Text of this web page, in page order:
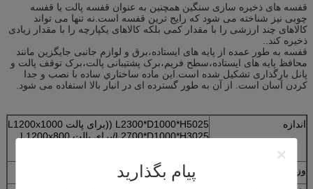
پیام بگذارید
قفسه های ذخیره سازی سنگین همچنین به عنوان قفسه پالت یا قفسه
چوبی نیز شناخته می شود که رایج ترین قفسه است.نه تنها می تواند
کالاهای چند ارزشی را با مقدار کمی بلکه کالاهای یکپارچه را با مقدار زیادی
ذخیره کند..
قفسه به طور عمده از پایه های ایستاده،برق و لوازم جانبی جایگزین مانند
محافظ پایه های ایستاده،سطح فریم،برک پشتیبانی پالت،برک توقف پالت و
پانل بارگذاری تشکیل شده است.اين ماده ساختاري ساده با نصب و جدا
کردن آسان است. از آن به طور گسترده ای در انبار بالا استفاده می شود.
اندازه
L2300*D1000*H5025 ((برای پالت L1200x1000
L2700*D1000*H3025/برای پالت L1200x800
وزن
۵۰۰ کیلوگرم/پالت